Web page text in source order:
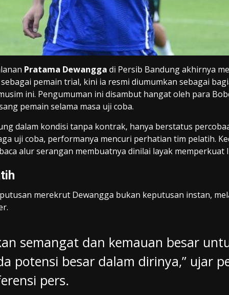
Pratama Dewangga di Persib Bandung akhirnya
pemain trial, kini ia resmi diumumkan sebagai
ini. Pengumuman ini disambut hangat oleh para
pemain selama masa uji coba.
dalam kondisi tanpa kontrak, hanya berstatus
uji coba, performanya mencuri perhatian tim pelatih.
alur serangan membuatnya dinilai layak memperkuat
merekrut Dewangga bukan keputusan instan,
semangat dan kemauan besar
potensi besar dalam dirinya,” ujar
pers.